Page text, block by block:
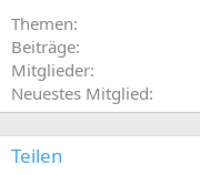
Themen
Beiträge
Mitglieder
Neuestes Mitglied
Teilen